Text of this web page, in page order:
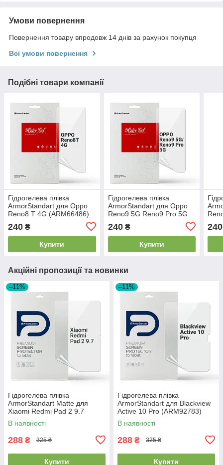
Умови повернення
Повернення товару впродовж 14 днів за рахунок покупця
Всі умови повернення
Подібні товари компанії
Гідрогелева плівка
ArmorStandart для Oppo
Reno8 T 4G (ARM66486)
240 ₴
Купити
Гідрогелева плівка
ArmorStandart для Oppo
Reno9 5G Reno9 Pro 5G
240₴
Купити
240
Акційні пропозиції та новинки
–11%
Гідрогелева плівка
ArmorStandart Matte для
Xiaomi Redmi Pad 2 9.7
(ARM92787)
В наявності
288 ₴ 325 ₴
Купити
–11%
Гідрогелева плівка
ArmorStandart для Blackview
Active 10 Pro (ARM92783)
В наявності
288 ₴ 325 ₴
Купити